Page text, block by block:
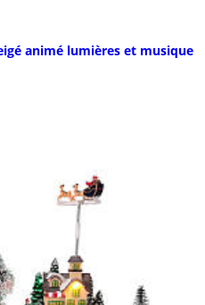
animé lumières et musique